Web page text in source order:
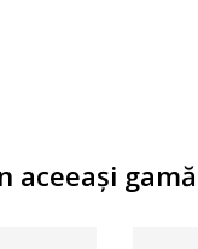
aceeaşi gamă